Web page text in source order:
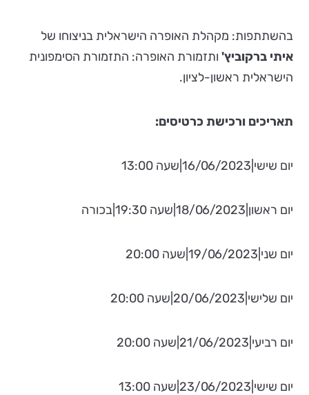
בהשתתפות: מקהלת האופרה הישראלית בניצוחו של
איתי ברקוביץ' ותזמורת האופרה: התזמורת הסימפונית
הישראלית ראשון-לציון.
תאריכים ורכישת כרטיסים:
יום שישי|16/06/2023|שעה 13:00
יום ראשון|18/06/2023|שעה 19:30|בכורה
יום שני|19/06/2023|שעה 20:00
יום שלישי|20/06/2023|שעה 20:00
יום רביעי|21/06/2023|שעה 20:00
יום שישי|23/06/2023|שעה 13:00